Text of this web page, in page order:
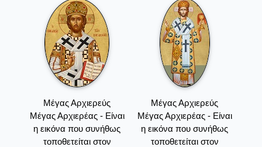
Μέγας Αρχιερεύς
Μέγας Αρχιερέας - Είναι
η εικόνα που συνήθως
τοποθετείται στον
Μέγας Αρχιερεύς
Μέγας Αρχιερέας - Είναι
η εικόνα που συνήθως
τοποθετείται στον